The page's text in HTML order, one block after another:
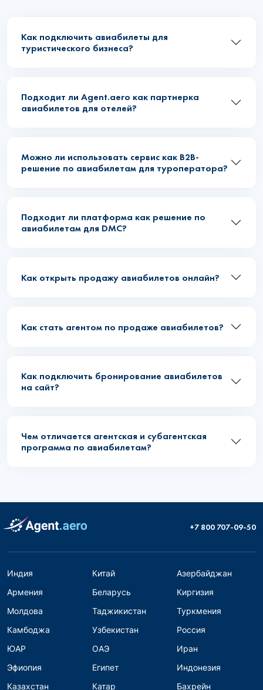
Как подключить авиабилеты для
туристического бизнеса?
Подходит ли Agent.aero как партнерка
авиабилетов для отелей?
Можно ли использовать сервис как B2B-
решение по авиабилетам для туроператора?
Подходит ли платформа как решение по
авиабилетам для DMC?
Как открыть продажу авиабилетов онлайн?
Как стать агентом по продаже авиабилетов?
Как подключить бронирование авиабилетов
на сайт?
Чем отличается агентская и субагентская
программа по авиабилетам?
+7 800 707-09-50
Индия Китай
Азербайджан
Армения
Беларусь
Киргизия
Молдова
Таджикистан
Туркмения
Камбоджа
Узбекистан
Россия
ЮАР
ОАЭ
Иран
Эфиопия
Египет
Индонезия
Казахстан
Катар Бахрейн